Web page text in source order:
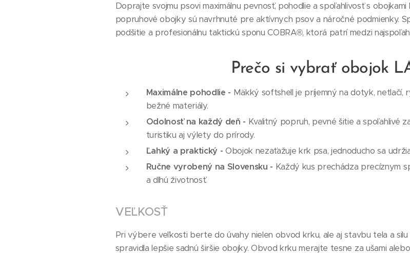
Doprajte svojmu psovi maximálnu pevnosť, pohodlie a spoľahlivosť s
popruhové obojky sú navrhnuté pre aktívnych psov a náročné podmienky.
podšitie a profesionálnu taktickú sponu COBRA®, ktorá patrí medzi
Prečo si vybrať obojok
Maximálne pohodlie - Mäkký softshell je príjemný na dotyk, netlačí,
bežné materiály.
Odolnosť na každý deň - Kvalitný popruh, pevné šitie a spoľahlivé
turistiku aj výlety do prírody.
Ľahký a praktický - Obojok nezaťažuje krk psa, jednoducho sa
Ručne vyrobený na Slovensku - Každý kus prechádza precíznym
a dlhú životnosť.
VEĽKOSŤ
Pri výbere veľkosti berte do úvahy nielen obvod krku, ale aj stavbu tela a silu
spravidla lepšie sadnú širšie obojky. Obvod krku merajte tesne za ušami